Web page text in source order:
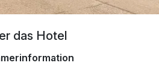
das Hotel